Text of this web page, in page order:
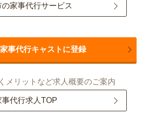
の家事代行サービス
事代行キャストに登録
メリットなど求人概要のご案内
事代行求人TOP